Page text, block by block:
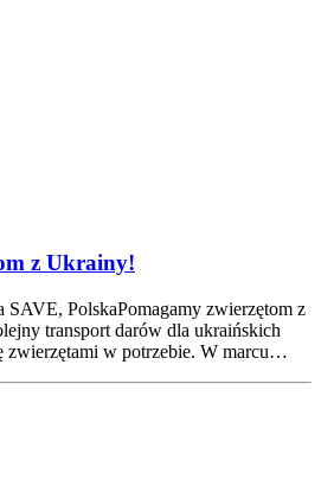
z Ukrainy!
SAVE, PolskaPomagamy zwierzętom z
transport darów dla ukraińskich
zwierzętami w potrzebie. W marcu…